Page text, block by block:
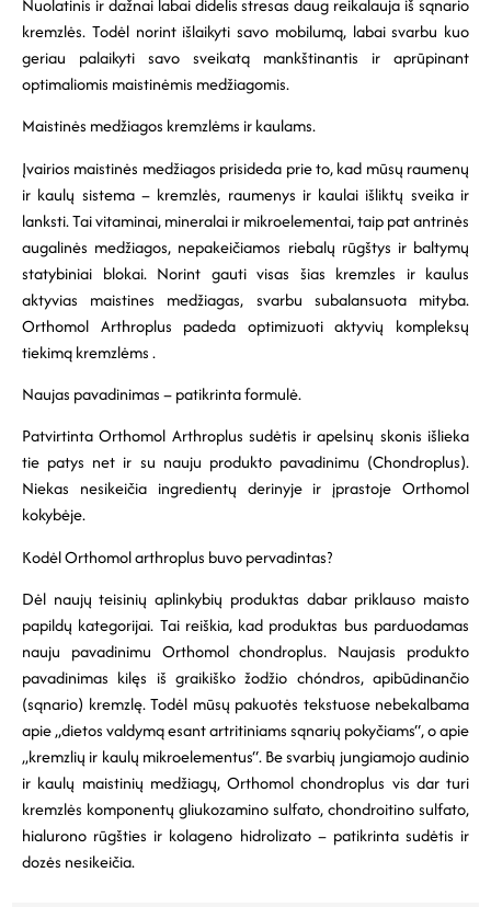
Nuolatinis ir dažnai labai didelis stresas daug reikalauja iš sąnario
kremzlės. Todėl norint išlaikyti savo mobilumą, labai svarbu kuo
geriau palaikyti savo sveikatą mankštinantis ir aprūpinant
optimaliomis maistinėmis medžiagomis.
Maistinės medžiagos kremzlėms ir kaulams.
Įvairios maistinės medžiagos prisideda prie to, kad mūsų raumenų
ir kaulų sistema – kremzlės, raumenys ir kaulai išliktų sveika ir
lanksti. Tai vitaminai, mineralai ir mikroelementai, taip pat antrinės
augalinės medžiagos, nepakeičiamos riebalų rūgštys ir baltymų
statybiniai blokai. Norint gauti visas šias kremzles ir kaulus
aktyvias maistines medžiagas, svarbu subalansuota mityba.
Orthomol Arthroplus padeda optimizuoti aktyvių kompleksų
tiekimą kremzlėms .
Naujas pavadinimas – patikrinta formulė.
Patvirtinta Orthomol Arthroplus sudėtis ir apelsinų skonis išlieka
tie patys net ir su nauju produkto pavadinimu (Chondroplus).
Niekas nesikeičia ingredientų derinyje ir įprastoje Orthomol
kokybėje.
Kodėl Orthomol arthroplus buvo pervadintas?
Dėl naujų teisinių aplinkybių produktas dabar priklauso maisto
papildų kategorijai. Tai reiškia, kad produktas bus parduodamas
nauju pavadinimu Orthomol chondroplus. Naujasis produkto
pavadinimas kilęs iš graikiško žodžio chóndros, apibūdinančio
(sąnario) kremzlę. Todėl mūsų pakuotės tekstuose nebekalbama
apie „dietos valdymą esant artritiniams sąnarių pokyčiams“, o apie
„kremzlių ir kaulų mikroelementus“. Be svarbių jungiamojo audinio
ir kaulų maistinių medžiagų, Orthomol chondroplus vis dar turi
kremzlės komponentų gliukozamino sulfato, chondroitino sulfato,
hialurono rūgšties ir kolageno hidrolizato – patikrinta sudėtis ir
dozės nesikeičia.